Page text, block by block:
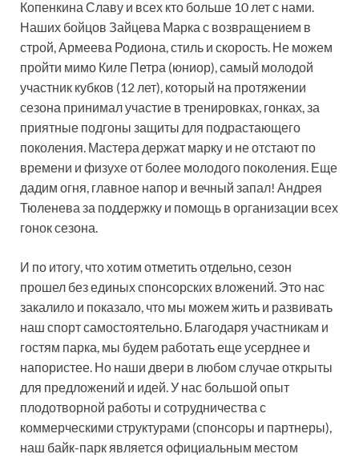
Копенкина Славу и всех кто больше 10 лет с нами.
Наших бойцов Зайцева Марка с возвращением в
строй, Армеева Родиона, стиль и скорость. Не можем
пройти мимо Киле Петра (юниор), самый молодой
участник кубков (12 лет), который на протяжении
сезона принимал участие в тренировках, гонках, за
приятные подгоны защиты для подрастающего
поколения. Мастера держат марку и не отстают по
времени и физухе от более молодого поколения. Еще
дадим огня, главное напор и вечный запал! Андрея
Тюленева за поддержку и помощь в организации всех
гонок сезона.
И по итогу, что хотим отметить отдельно, сезон
прошел без единых спонсорских вложений. Это нас
закалило и показало, что мы можем жить и развивать
наш спорт самостоятельно. Благодаря участникам и
гостям парка, мы будем работать еще усерднее и
напористее. Но наши двери в любом случае открыты
для предложений и идей. У нас большой опыт
плодотворной работы и сотрудничества с
коммерческими структурами (спонсоры и партнеры),
наш байк-парк является официальным местом